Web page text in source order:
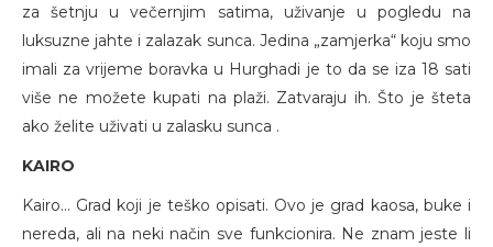
za šetnju u večernjim satima, uživanje u pogledu na
luksuzne jahte i zalazak sunca. Jedina „zamjerka“ koju smo
imali za vrijeme boravka u Hurghadi je to da se iza 18 sati
više ne možete kupati na plaži. Zatvaraju ih. Što je šteta
ako želite uživati u zalasku sunca .
KAIRO
Kairo… Grad koji je teško opisati. Ovo je grad kaosa, buke i
nereda, ali na neki način sve funkcionira. Ne znam jeste li